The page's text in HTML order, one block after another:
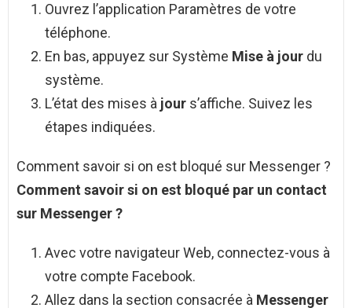
Ouvrez l’application Paramètres de votre
téléphone.
En bas, appuyez sur Système Mise à jour du
système.
L’état des mises à jour s’affiche. Suivez les
étapes indiquées.
Comment savoir si on est bloqué sur Messenger ?
Comment savoir si on est bloqué par un contact
sur Messenger?
Avec votre navigateur Web, connectez-vous à
votre compte Facebook.
Allez dans la section consacrée à Messenger